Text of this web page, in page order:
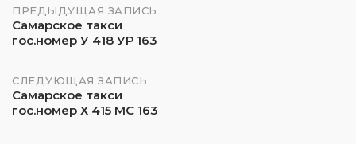
Навигация
по
записям
ПРЕДЫДУЩАЯ ЗАПИСЬ
Самарское такси
гос.номер У 418 УР 163
СЛЕДУЮЩАЯ ЗАПИСЬ
Самарское такси
гос.номер Х 415 МС 163